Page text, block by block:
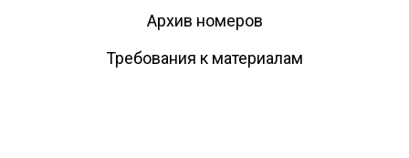
Архив номеров
Требования к материалам